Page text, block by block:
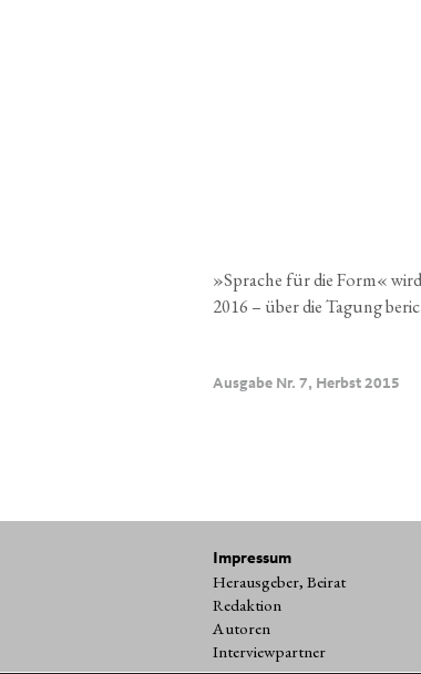
»Spra­che für die Form«
2016 – über die Tagung
Ausgabe Nr. 7, Herbst 2015
Impressum
Herausgeber, Beirat
Redaktion
Autoren
Interviewpartner